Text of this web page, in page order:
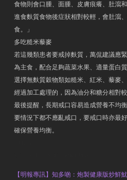
食物則會口腫、面腫、皮膚痕癢、肚瀉
進食麩質食物後症狀相對較輕，會肚瀉
食。」
多吃糙米藜麥
若這幾類患者要戒掉麩質，萬侃建議應
為主食，配合足夠蔬菜水果、適量蛋白
選擇無麩質穀物類如糙米、紅米、藜麥
經過加工處理的，因為油分和糖分相對
最後提醒，長期戒口容易造成營養不均
要情況下都不應亂戒口，要戒口時亦最
確保營養均衡。
【明報專訊】知多啲：炮製健康版炒鮮